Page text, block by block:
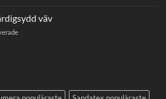
inte
er
väv
för